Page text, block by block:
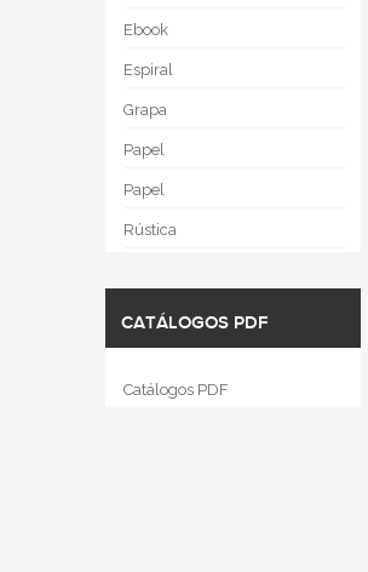
Ebook
Espiral
Grapa
Papel
Papel
Rústica
CATÁLOGOS PDF
Catálogos PDF